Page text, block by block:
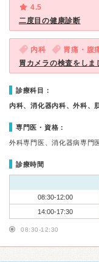
4.5
二度目の健康診断
内科 胃痛・腹
胃カメラの検査をしま
診療科目：
内科、消化器内科、外科、
専門医・資格：
外科専門医、消化器病専門
診療時間
08:30-12:00
14:00-17:30
08:30-12:30